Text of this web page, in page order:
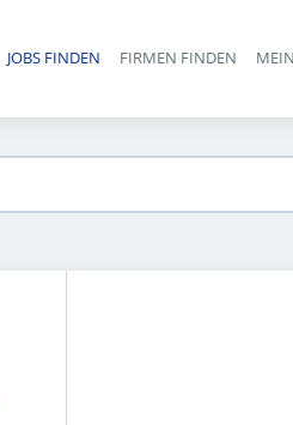
JOBS FINDEN FIRMEN FINDEN